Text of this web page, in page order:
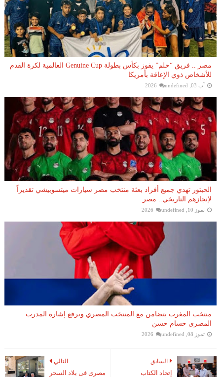
مصر .. فريق “حلم” يفوز بكأس بطولة Genuine Cup العالمية لكرة القدم
للأشخاص ذوي الإعاقة بأمريكا
آب 03, 2026 undefined
الحبتور تهدي جميع أفراد بعثة منتخب مصر سيارات ميتسوبيشي تقديراً
لإنجازهم التاريخي.. مصر
تموز 10, 2026 undefined
منتخب المغرب يتضامن مع المنتخب المصري ويرفع إشارة المدرب
المصرى حسام حسن
تموز 08, 2026 undefined
التالي
مصرى فى بلاد السحر
السابق
إتحاد الكتاب